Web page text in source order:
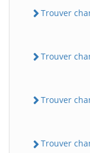
Trouver
Trouver
Trouver
Trouver